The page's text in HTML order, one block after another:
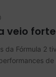
veio
da Fórmula 2